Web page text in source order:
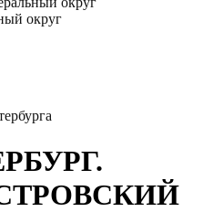
округ